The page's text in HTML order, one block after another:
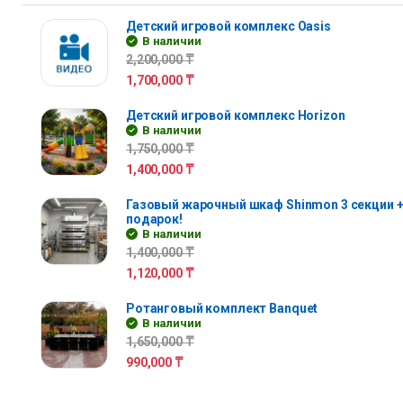
Детский игровой комплекс Oasis
В наличии
2,200,000₸
1,700,000 ₸
Детский игровой комплекс Horizon
В наличии
1,750,000₸
1,400,000 ₸
Газовый жарочный шкаф Shinmon 3 секции
подарок!
В наличии
1,400,000₸
1,120,000 ₸
Ротанговый комплект Banquet
В наличии
1,650,000₸
990,000 ₸